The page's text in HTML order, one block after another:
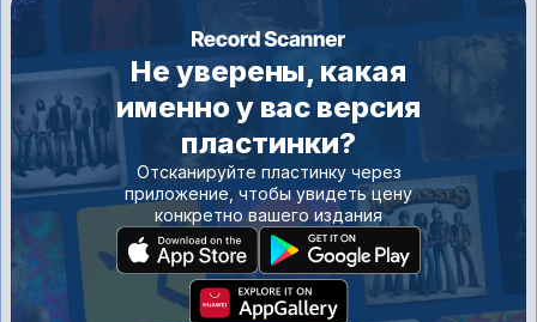
Не уверены, какая
именно у вас версия
пластинки?
Отсканируйте пластинку через
приложение, чтобы увидеть цену
конкретно вашего издания